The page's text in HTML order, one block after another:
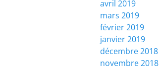
avril 2019
mars 2019
février 2019
janvier 2019
décembre 2018
novembre 2018